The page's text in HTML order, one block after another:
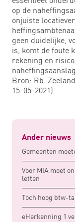
op de
onjuiste
geen duidelijke,
is, komt de foute
rekening en
Bron: Rb.
15-05-2021)
Ander nieuws
Gemeenten
Voor MIA moet
letten
Toch hoog btw-
eHerkenning 1